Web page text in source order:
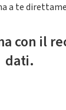
a te
con il
dati.